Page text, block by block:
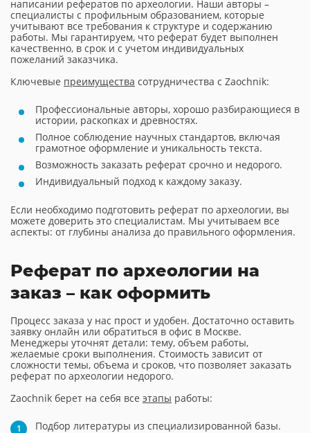
написании рефератов по археологии. Наши авторы –
специалисты с профильным образованием, которые
учитывают все требования к структуре и содержанию
работы. Мы гарантируем, что реферат будет выполнен
качественно, в срок и с учетом индивидуальных
пожеланий заказчика.
Ключевые преимущества сотрудничества с Zaochnik:
Профессиональные авторы, хорошо разбирающиеся в
истории, раскопках и древностях.
Полное соблюдение научных стандартов, включая
грамотное оформление и уникальность текста.
Возможность заказать реферат срочно и недорого.
Индивидуальный подход к каждому заказу.
Если необходимо подготовить реферат по археологии, вы
можете доверить это специалистам. Мы учитываем все
аспекты: от глубины анализа до правильного оформления.
Реферат по археологии на
заказ – как оформить
Процесс заказа у нас прост и удобен. Достаточно оставить
заявку онлайн или обратиться в офис в Москве.
Менеджеры уточнят детали: тему, объем работы,
желаемые сроки выполнения. Стоимость зависит от
сложности темы, объема и сроков, что позволяет заказать
реферат по археологии недорого.
Zaochnik берет на себя все этапы работы:
Подбор литературы из специализированной базы.